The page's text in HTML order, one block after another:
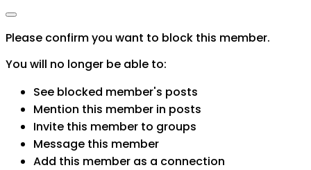
Please confirm you want to block this member.
You will no longer be able to:
See blocked member's posts
Mention this member in posts
Invite this member to groups
Message this member
Add this member as a connection